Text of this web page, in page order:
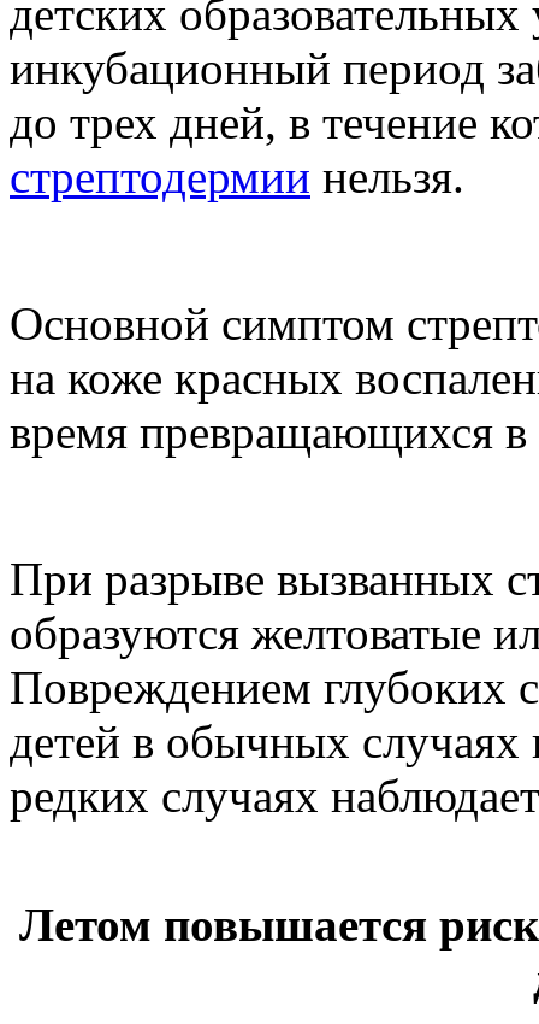
детских
инкубационный период
до трех дней, в течение
стрептодермии нельзя.
Основной симптом
на коже красных
время превращающихся
При разрыве вызванных
образуются желтоватые
Повреждением глубоких
детей в обычных случаях
редких случаях
Летом повышается